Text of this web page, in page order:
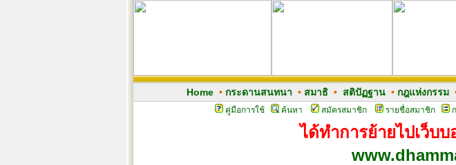
Home• กระดานสนทนา • สมาธิ• สติปัฏฐาน• กฎแห่งกรรม
คู่มือการใช้ ค้นหา สมัครสมาชิก รายชื่อสมาชิก
ได้ทำการย้ายไปเว็บ